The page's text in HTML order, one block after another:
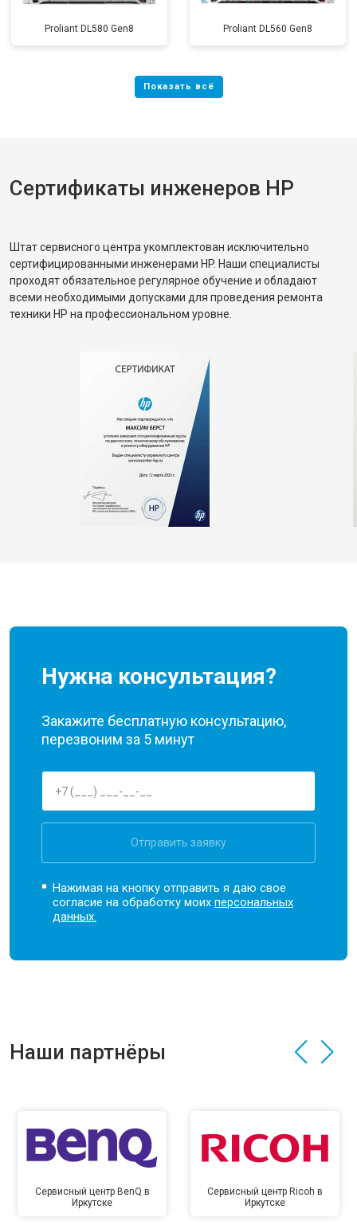
Proliant DL580 Gen8 Proliant DL560 Gen8
Сертификаты инженеров HP
Штат сервисного центра укомплектован исключительно
сертифицированными инженерами HP. Наши специалисты
проходят обязательное регулярное обучение и обладают
всеми необходимыми допусками для проведения ремонта
техники HP на профессиональном уровне.
Нужна консультация?
Закажите бесплатную консультацию,
перезвоним за 5 минут
Отправить заявку
Нажимая на кнопку отправить я даю свое
согласие на обработку моихперсональных
данных.
Наши партнёры
Сервисный центр BenQ в
Иркутске
Сервисный центр Ricoh в
Иркутске